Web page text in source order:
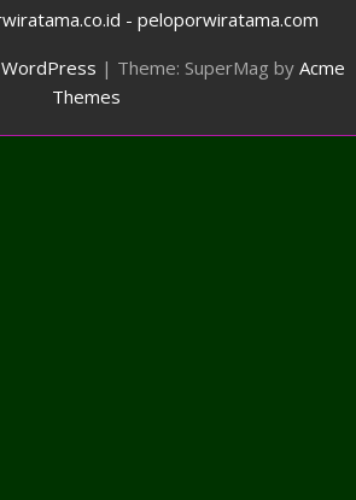
- peloporwiratama.com
| Theme: SuperMag by Acme
Themes